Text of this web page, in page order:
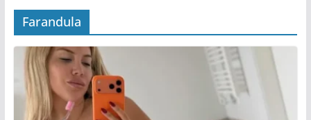
Farandula